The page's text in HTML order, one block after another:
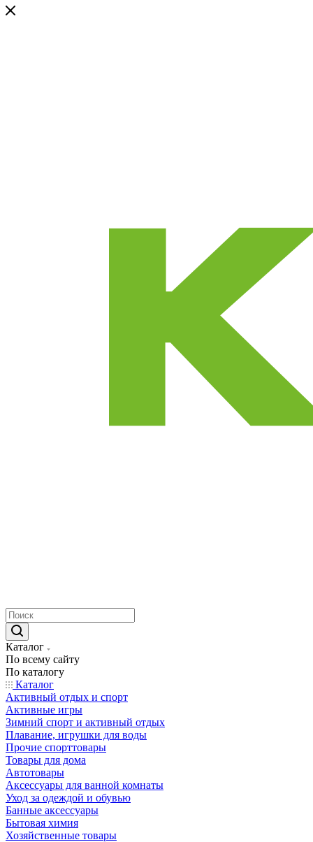
Каталог
По всему сайту
По каталогу
Каталог
Активный отдых и спорт
Активные игры
Зимний спорт и активный отдых
Плавание, игрушки для воды
Прочие спорттовары
Товары для дома
Автотовары
Аксессуары для ванной комнаты
Уход за одеждой и обувью
Банные аксессуары
Бытовая химия
Хозяйственные товары